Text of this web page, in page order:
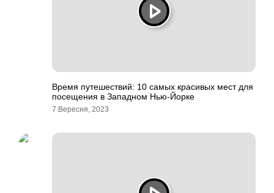
Время путешествий: 10 самых красивых мест для
посещения в Западном Нью-Йорке
7 Вересня, 2023